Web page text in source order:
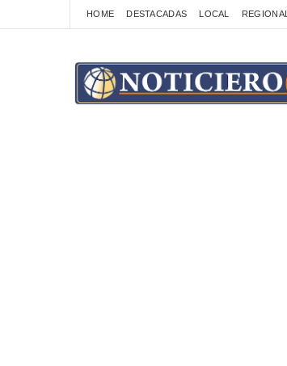
HOME DESTACADAS LOCAL REGIONAL